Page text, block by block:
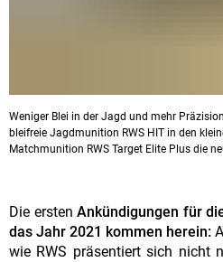
Weniger Blei in der Jagd und mehr
bleifreie Jagdmunition RWS HIT in den
Matchmunition RWS Target Elite Plus die
Die erstenAnkündigungen für
das Jahr 2021 kommen herein:
wie RWS präsentiert sich nicht